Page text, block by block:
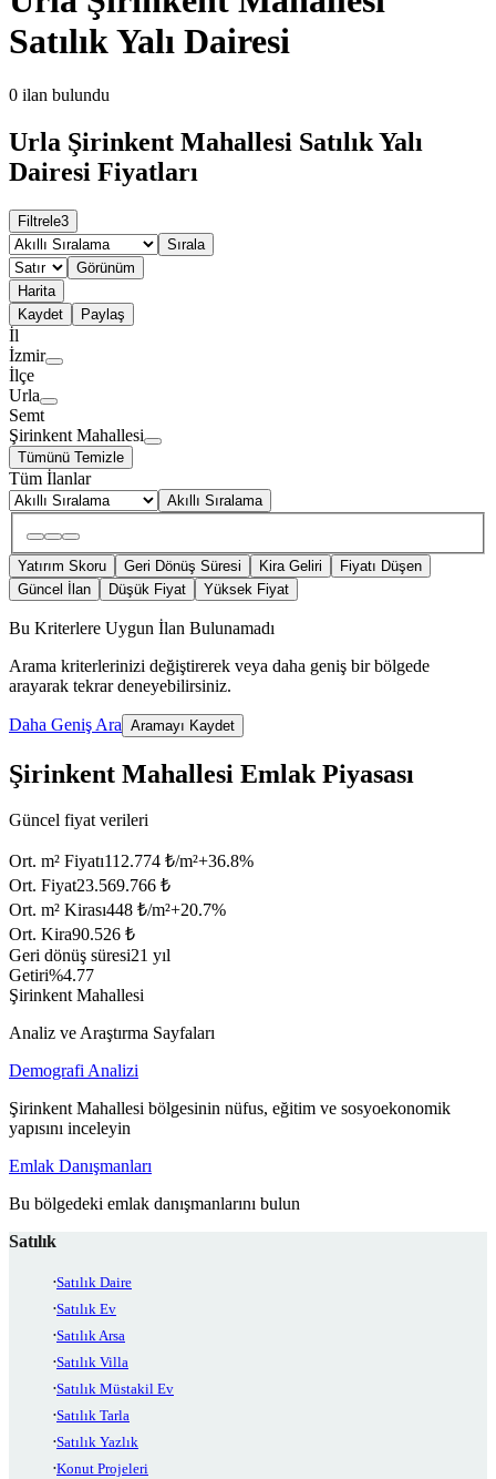
Satılık Yalı Dairesi
0 ilan bulundu
Urla Şirinkent Mahallesi Satılık Yalı
Dairesi Fiyatları
Filtrele3
Sırala
Görünüm
Harita
Kaydet
Paylaş
İl
İzmir
İlçe
Urla
Semt
Şirinkent Mahallesi
Tümünü Temizle
Tüm İlanlar
Akıllı Sıralama
Yatırım Skoru Geri Dönüş Süresi Kira Geliri
Fiyatı Düşen
Güncel İlan
Düşük Fiyat Yüksek Fiyat
Bu Kriterlere Uygun İlan Bulunamadı
Arama kriterlerinizi değiştirerek veya daha geniş bir bölgede
arayarak tekrar deneyebilirsiniz.
Daha Geniş Ara Aramayı Kaydet
Şirinkent Mahallesi Emlak Piyasası
Güncel fiyat verileri
Ort. m² Fiyatı112.774 ₺/m²+36.8%
Ort. Fiyat23.569.766 ₺
Ort. m² Kirası448 ₺/m²+20.7%
Ort. Kira90.526 ₺
Geri dönüş süresi21 yıl
Getiri%4.77
Şirinkent Mahallesi
Analiz ve Araştırma Sayfaları
Demografi Analizi
Şirinkent Mahallesi bölgesinin nüfus, eğitim ve sosyoekonomik
yapısını inceleyin
Emlak Danışmanları
Bu bölgedeki emlak danışmanlarını bulun
Satılık
Satılık Daire
Satılık Ev
Satılık Arsa
Satılık Villa
Satılık Müstakil Ev
Satılık Tarla
Satılık Yazlık
Konut Projeleri